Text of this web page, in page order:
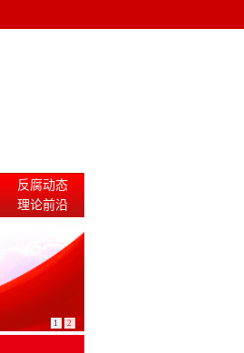
反腐动态
理论前沿
1 2